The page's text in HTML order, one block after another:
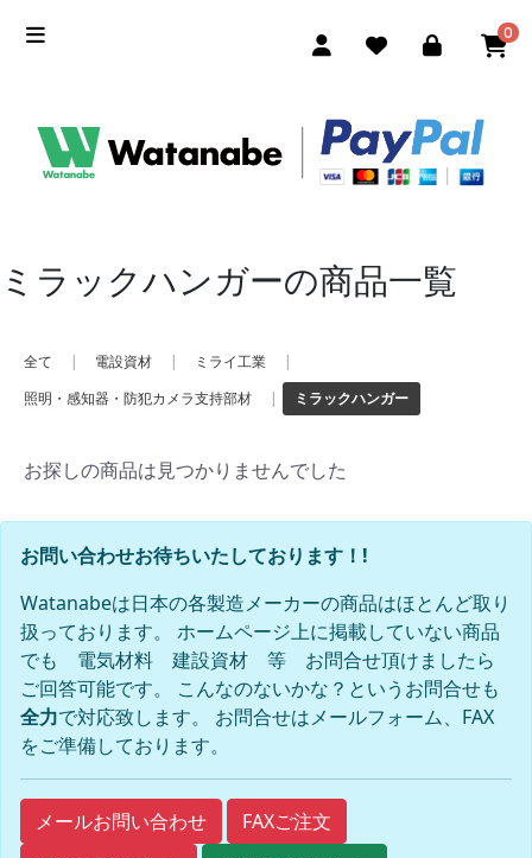
0
ミラックハンガーの商品一覧
全て | 電設資材 | ミライ工業
|
照明・感知器・防犯カメラ支持部材
| ミラックハンガー
お探しの商品は見つかりませんでした
お問い合わせお待ちいたしております！!
Watanabeは日本の各製造メーカーの商品はほとんど取り
扱っております。 ホームページ上に掲載していない商品
でも 電気材料 建設資材 等 お問合せ頂けましたら
ご回答可能です。 こんなのないかな？というお問合せも
全力で対応致します。 お問合せはメールフォーム、FAX
をご準備しております。
メールお問い合わせ
FAXご注文